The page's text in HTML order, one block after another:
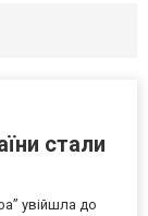
стали
увійшла до